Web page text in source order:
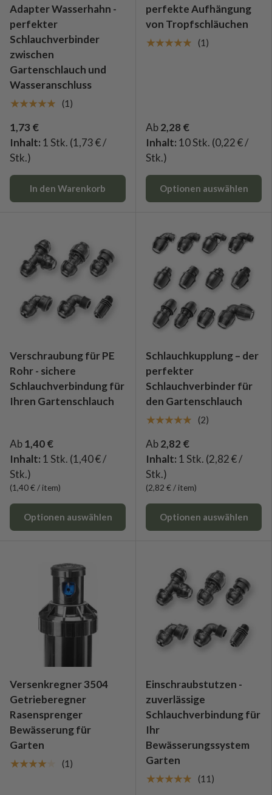
Adapter Wasserhahn -
perfekter
Schlauchverbinder
zwischen
Gartenschlauch und
Wasseranschluss
★★★★★
(1)
1,73 €
Inhalt: 1 Stk. (1,73 € /
Stk.)
In den Warenkorb
perfekte Aufhängung
von Tropfschläuchen
★★★★★
(1)
Ab2,28 €
Inhalt: 10 Stk. (0,22 € /
Stk.)
Optionen auswählen
Verschraubung für PE
Rohr - sichere
Schlauchverbindung für
Ihren Gartenschlauch
Ab1,40 €
Inhalt: 1 Stk. (1,40 € /
Stk.)
Grundpreis
1,40 €/ item
Optionen auswählen
Schlauchkupplung – der
perfekter
Schlauchverbinder für
den Gartenschlauch
★★★★★
(2)
Ab2,82 €
Inhalt: 1 Stk. (2,82 € /
Stk.)
Grundpreis
2,82 €/ item
Optionen auswählen
Versenkregner 3504
Getrieberegner
Rasensprenger
Bewässerung für
Garten
★★★★★
(1)
Einschraubstutzen -
zuverlässige
Schlauchverbindung für
Ihr
Bewässerungssystem
Garten
★★★★★
(11)